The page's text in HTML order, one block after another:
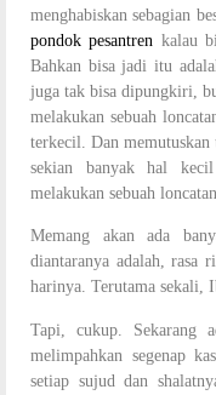
menghabiskan sebagian
pondok pesantren kalau
Bahkan bisa jadi itu
juga tak bisa dipungkiri,
melakukan sebuah
terkecil. Dan
sekian banyak hal
melakukan sebuah
Memang akan ada
diantaranya adalah, rasa
harinya. Terutama sekali,
Tapi, cukup. Sekarang
melimpahkan segenap
setiap sujud dan